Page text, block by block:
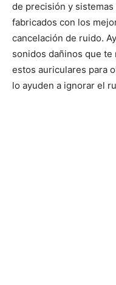
de precisión y
fabricados con los
cancelación de ruido.
sonidos dañinos que te
estos auriculares para
lo ayuden a ignorar el